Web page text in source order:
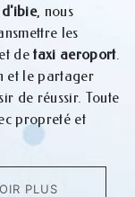
d'ibie, nous
les
detaxi aeroport.
et le partager
de réussir. Toute
propreté et
PLUS